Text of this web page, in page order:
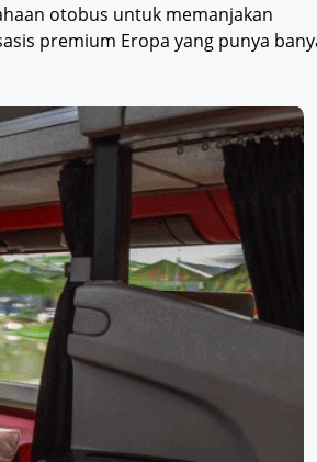
otobus untuk memanjakan
premium Eropa yang punya